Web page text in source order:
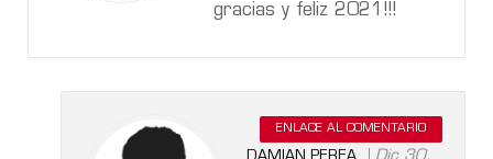
gracias y feliz 2021!!!
ENLACE AL COMENTARIO
DAMIAN PEREA